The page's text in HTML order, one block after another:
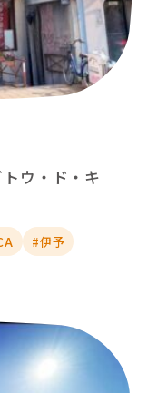
ウ・ド・キ
#伊予